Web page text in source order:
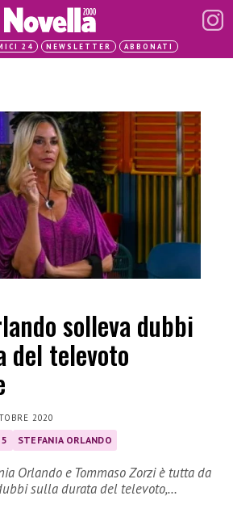
24 NEWSLETTER ABBONATI
solleva dubbi
del televoto
2020
STEFANIA ORLANDO
Orlando e Tommaso Zorzi è tutta da
sulla durata del televoto,…